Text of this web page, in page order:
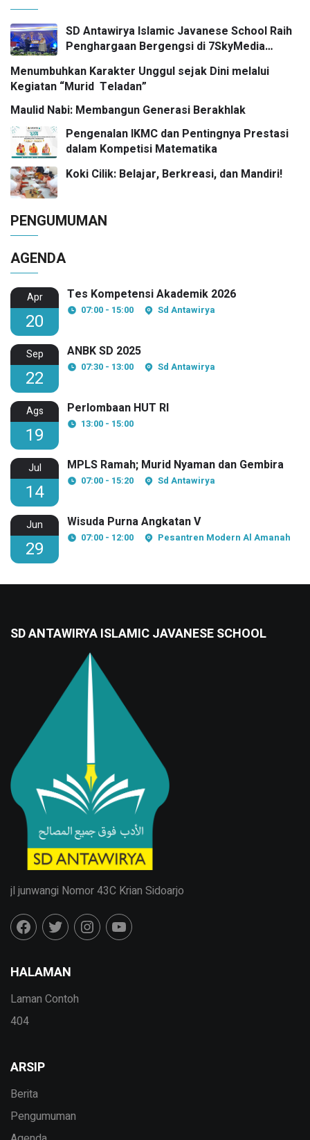
SD Antawirya Islamic Javanese School Raih
Penghargaan Bergengsi di 7SkyMedia
Menumbuhkan Karakter Unggul sejak Dini melalui
Kegiatan “Murid Teladan”
Maulid Nabi: Membangun Generasi Berakhlak
Pengenalan IKMC dan Pentingnya Prestasi
dalam Kompetisi Matematika
Koki Cilik: Belajar, Berkreasi, dan Mandiri!
PENGUMUMAN
AGENDA
Apr
20
Tes Kompetensi Akademik 2026
07:00 - 15:00 Sd Antawirya
Sep
22
ANBK SD 2025
07:30 - 13:00 Sd Antawirya
Ags
19
Perlombaan HUT RI
13:00 - 15:00
Jul
14
MPLS Ramah; Murid Nyaman dan Gembira
07:00 - 15:20 Sd Antawirya
Jun
29
Wisuda Purna Angkatan V
07:00 - 12:00 Pesantren Modern Al Amanah
SD ANTAWIRYA ISLAMIC JAVANESE SCHOOL
jl junwangi Nomor 43C Krian Sidoarjo
HALAMAN
Laman Contoh
404
ARSIP
Berita
Pengumuman